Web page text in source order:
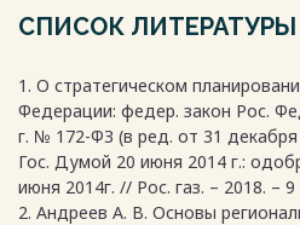
различные теории развития,
Весь текст будет доступен
СПИСОК ЛИТЕРАТУРЫ
1. О стратегическом
Федерации: федер. закон Рос.
г. № 172-ФЗ (в ред. от 31
Гос. Думой 20 июня 2014 г.:
июня 2014г. // Рос. газ. – 2018. – 9
2. Андреев А. В. Основы